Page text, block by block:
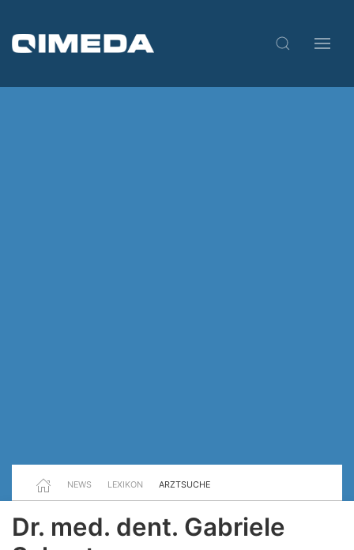
NEWS LEXIKON ARZTSUCHE
Dr. med. dent. Gabriele